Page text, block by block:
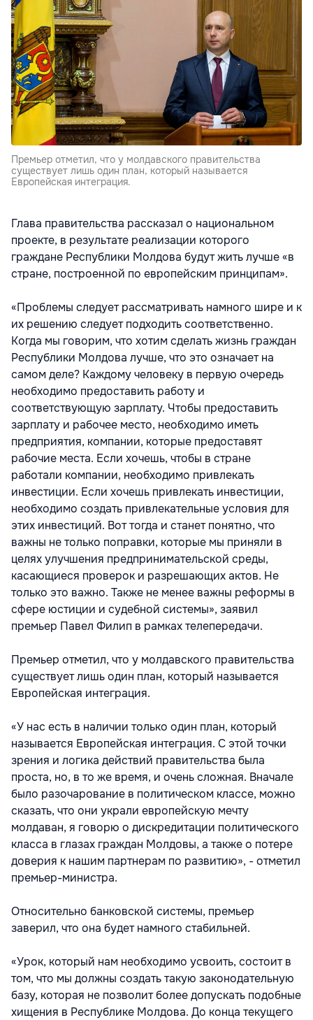
Премьер отметил, что у молдавского правительства
существует лишь один план, который называется
Европейская интеграция.
Глава правительства рассказал о национальном
проекте, в результате реализации которого
граждане Республики Молдова будут жить лучше «в
стране, построенной по европейским принципам».
«Проблемы следует рассматривать намного шире и к
их решению следует подходить соответственно.
Когда мы говорим, что хотим сделать жизнь граждан
Республики Молдова лучше, что это означает на
самом деле? Каждому человеку в первую очередь
необходимо предоставить работу и
соответствующую зарплату. Чтобы предоставить
зарплату и рабочее место, необходимо иметь
предприятия, компании, которые предоставят
рабочие места. Если хочешь, чтобы в стране
работали компании, необходимо привлекать
инвестиции. Если хочешь привлекать инвестиции,
необходимо создать привлекательные условия для
этих инвестиций. Вот тогда и станет понятно, что
важны не только поправки, которые мы приняли в
целях улучшения предпринимательской среды,
касающиеся проверок и разрешающих актов. Не
только это важно. Также не менее важны реформы в
сфере юстиции и судебной системы», заявил
премьер Павел Филип в рамках телепередачи.
Премьер отметил, что у молдавского правительства
существует лишь один план, который называется
Европейская интеграция.
«У нас есть в наличии только один план, который
называется Европейская интеграция. С этой точки
зрения и логика действий правительства была
проста, но, в то же время, и очень сложная. Вначале
было разочарование в политическом классе, можно
сказать, что они украли европейскую мечту
молдаван, я говорю о дискредитации политического
класса в глазах граждан Молдовы, а также о потере
доверия к нашим партнерам по развитию», - отметил
премьер-министра.
Относительно банковской системы, премьер
заверил, что она будет намного стабильней.
«Урок, который нам необходимо усвоить, состоит в
том, что мы должны создать такую законодательную
базу, которая не позволит более допускать подобные
хищения в Республике Молдова. До конца текущего